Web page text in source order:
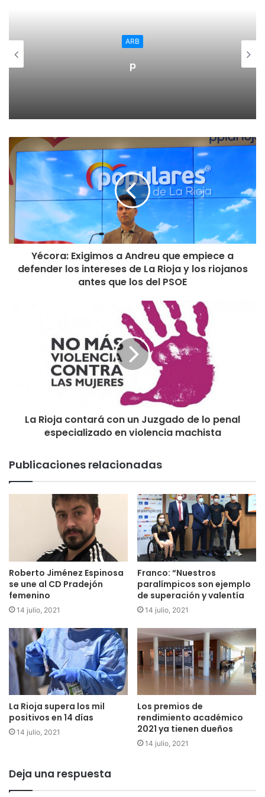
IVA se ha gastado y se ha traducido en mayor déficit y un
probable incremento de los períodos medios de pago.
Frente a esta situación las medidas propuestas por el
hora de determinar el cumplimiento o no del déficit, lo que
implica no presentar el PEF o poder acogerse al Fondo de
Facilidad Financiera y, al mismo tiempo, captar recursos en
el mercado. Establecer un tipo del 0% para que no queden
facturas impagadas o se retrasen los plazos de pago a
proveedores. Y establecer un objetivo de déficit en 2020
de un 0,2%, dos décimas más que la senda vigente que
aprobó el anterior Gobierno.
las palabras del Senador del PP Carlos
problema generado por el Gobierno del Partido Popular. Y
frente a eso, el Partido Socialista adopta soluciones,
medidas que ayuden a solucionar los efectos adversos y
perjudiciales para las Comunidades Autónomas; La
derecha no sólo ha generado un problema, sino que ha
vetado todas las soluciones”.
ARB
p
Yécora: Exigimos a Andreu que empiece a
defender los intereses de La Rioja y los riojanos
antes que los del PSOE
La Rioja contará con un Juzgado de lo penal
especializado en violencia machista
Publicaciones relacionadas
Roberto Jiménez Espinosa
se une al CD Pradejón
femenino
14 julio, 2021
Franco: “Nuestros
paralímpicos son ejemplo
de superación y valentía
14 julio, 2021
La Rioja supera los mil
positivos en 14 días
14 julio, 2021
Los premios de
rendimiento académico
2021 ya tienen dueños
14 julio, 2021
Deja una respuesta